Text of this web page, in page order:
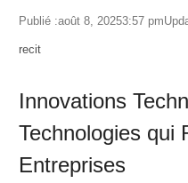
Publié :août 8, 20253:57 pm
Author
recit
Innovations
Technologies qui
Entreprises